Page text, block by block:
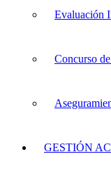
Evaluación
Concurso
GESTIÓN